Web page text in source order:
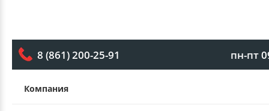
8 (861) 200-25-91 пн-пт
Компания